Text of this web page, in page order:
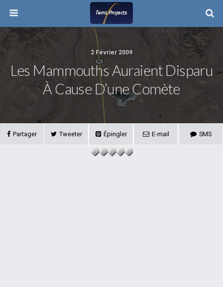
2 Février 2009
Les Mammouths Auraient Disparu
À Cause D’une Comète
Partager Tweeter Épingler E-mail SMS